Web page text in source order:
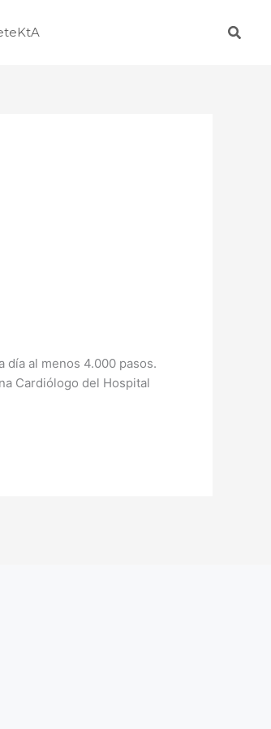
día al menos 4.000 pasos.
Cardiólogo del Hospital